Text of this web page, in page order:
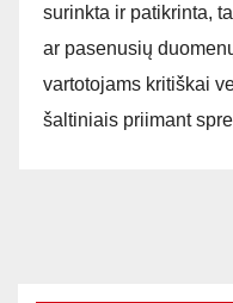
surinkta ir patikrinta,
ar pasenusių
vartotojams kritiškai
šaltiniais priimant